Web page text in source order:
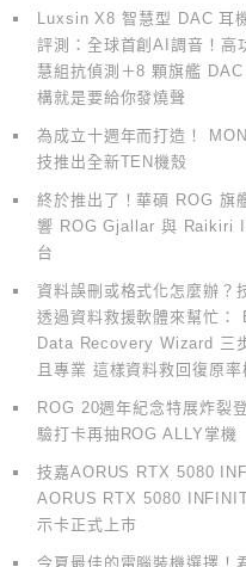
Luxsin X8 智慧型 DAC 耳
評測：全球首創AI調音！高
慧組抗偵測＋8 顆旗艦
構就是要給你發燒聲
為成立十週年而打造！
技推出全新TEN機殼
終於推出了！華碩 ROG 旗
響 ROG Gjallar 與 Raikiri
台
資料誤刪或格式化怎麼辦？
透過資料救援軟體來幫忙：
Data Recovery Wizard 三
且專業 這樣資料救回復原率
ROG 20週年紀念特展炸裂
驗打卡再抽ROG ALLY掌機
技嘉AORUS RTX 5080
AORUS RTX 5080
示卡正式上市
今夏最佳的電腦裝機選擇！